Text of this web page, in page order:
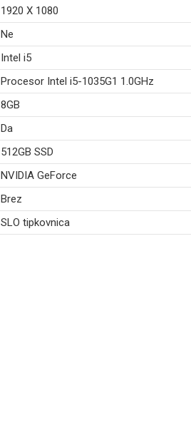
1920 X 1080
Ne
Intel i5
Procesor Intel i5-1035G1 1.0GHz
8GB
Da
512GB SSD
NVIDIA GeForce
Brez
SLO tipkovnica